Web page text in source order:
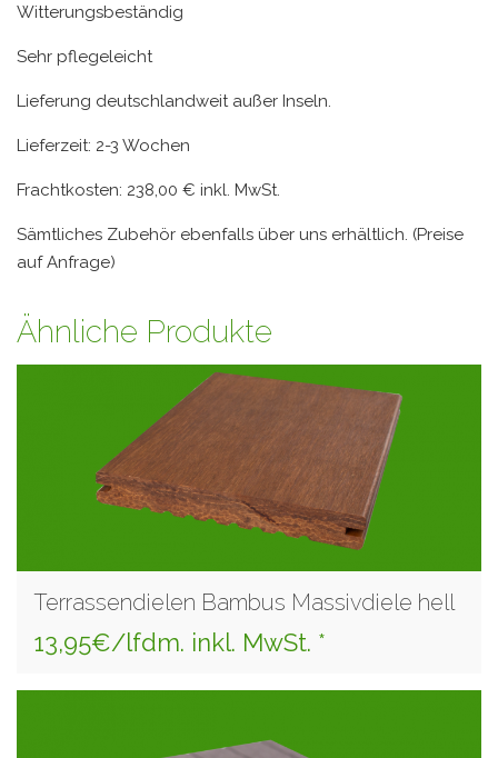
Witterungsbeständig
Sehr pflegeleicht
Lieferung deutschlandweit außer Inseln.
Lieferzeit: 2-3 Wochen
Frachtkosten: 238,00 € inkl. MwSt.
Sämtliches Zubehör ebenfalls über uns erhältlich. (Preise
auf Anfrage)
Ähnliche Produkte
Terrassendielen Bambus Massivdiele hell
13,95€/lfdm. inkl. MwSt. *